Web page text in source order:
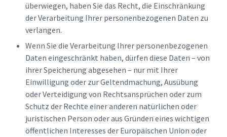
überwiegen, haben Sie das Recht, die Einschränkung
der Verarbeitung Ihrer personenbezogenen Daten zu
verlangen.
Wenn Sie die Verarbeitung Ihrer personenbezogenen
Daten eingeschränkt haben, dürfen diese Daten – von
ihrer Speicherung abgesehen – nur mit Ihrer
Einwilligung oder zur Geltendmachung, Ausübung
oder Verteidigung von Rechtsansprüchen oder zum
Schutz der Rechte einer anderen natürlichen oder
juristischen Person oder aus Gründen eines wichtigen
öffentlichen Interesses der Europäischen Union oder